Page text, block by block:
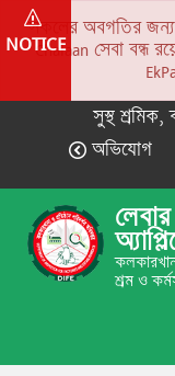
NOTICE
সকলের অবগতির জন্য
Chalaan সেবা বন্ধ
সুস্থ
অভিযোগ
শ্রম ও